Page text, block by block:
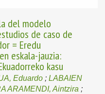
del modelo
de caso de
= Eredu
eskala-jauzia:
kasu
Eduardo ; LABAIEN
ARAMENDI, Aintzira ;